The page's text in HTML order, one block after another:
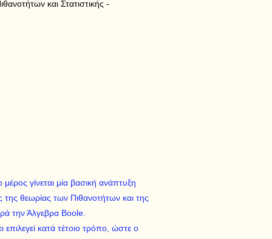
και Στατιστικής -
γίνεται μία βασική ανάπτυξη
της θεωρίας των Πιθανοτήτων και της
την Άλγεβρα Boole.
κατά τέτοιο τρόπο, ώστε ο